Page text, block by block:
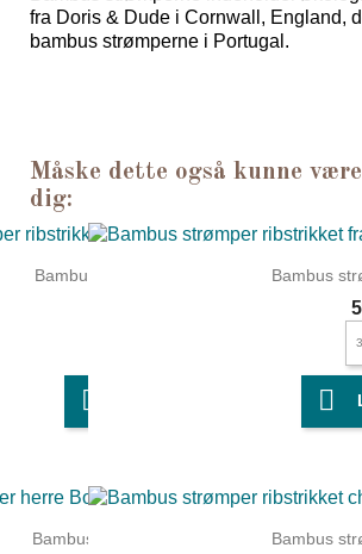
fra Doris & Dude i Cornwall, England,
bambus strømperne i Portugal.
Måske dette også kunne
dig:
Bambus strømper ribstrikket...

Bambus

Bambusstrømper herre Bobbel Bambus